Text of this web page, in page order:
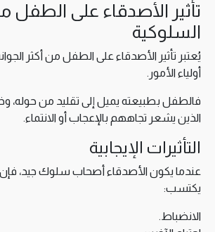
تأثير الأصدقاء على الطفل
السلوكية
يُعتبر تأثير الأصدقاء على الطفل من أكثر
أولياء الأمور.
فالطفل بطبيعته يميل إلى تقليد من حوله،
الذين يشعر تجاههم بالإعجاب أو الانتماء.
التأثيرات الإيجابية
عندما يكون الأصدقاء أصحاب سلوك جيد،
يكتسب:
الانضباط.